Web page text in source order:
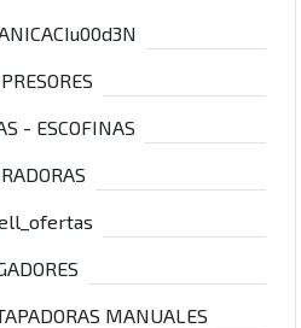
- ESCOFINAS
MANUALES